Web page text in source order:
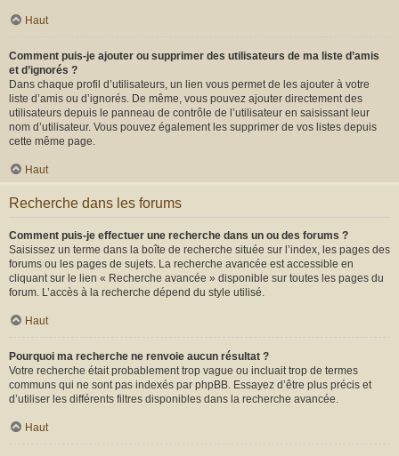
Haut
Comment puis-je ajouter ou supprimer des utilisateurs de ma liste d’amis
et d’ignorés ?
Dans chaque profil d’utilisateurs, un lien vous permet de les ajouter à votre
liste d’amis ou d’ignorés. De même, vous pouvez ajouter directement des
utilisateurs depuis le panneau de contrôle de l’utilisateur en saisissant leur
nom d’utilisateur. Vous pouvez également les supprimer de vos listes depuis
cette même page.
Haut
Recherche dans les forums
Comment puis-je effectuer une recherche dans un ou des forums ?
Saisissez un terme dans la boîte de recherche située sur l’index, les pages des
forums ou les pages de sujets. La recherche avancée est accessible en
cliquant sur le lien « Recherche avancée » disponible sur toutes les pages du
forum. L’accès à la recherche dépend du style utilisé.
Haut
Pourquoi ma recherche ne renvoie aucun résultat ?
Votre recherche était probablement trop vague ou incluait trop de termes
communs qui ne sont pas indexés par phpBB. Essayez d’être plus précis et
d’utiliser les différents filtres disponibles dans la recherche avancée.
Haut